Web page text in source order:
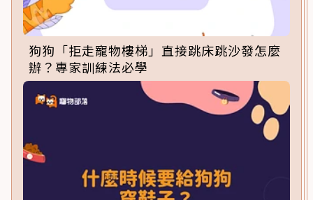
狗狗「拒走寵物樓梯」直接跳床跳沙發怎麼
辦？專家訓練法必學